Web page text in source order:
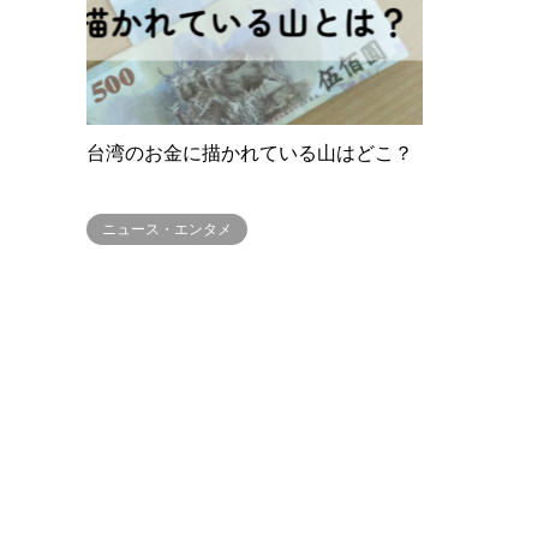
台湾のお金に描かれている山はどこ？
ニュース・エンタメ